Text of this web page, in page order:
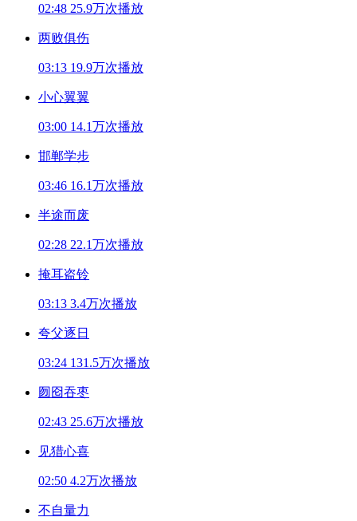
02:48 25.9万次播放
两败俱伤
03:13 19.9万次播放
小心翼翼
03:00 14.1万次播放
邯郸学步
03:46 16.1万次播放
半途而废
02:28 22.1万次播放
掩耳盗铃
03:13 3.4万次播放
夸父逐日
03:24 131.5万次播放
囫囵吞枣
02:43 25.6万次播放
见猎心喜
02:50 4.2万次播放
不自量力